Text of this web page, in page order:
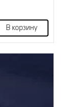
В корзину